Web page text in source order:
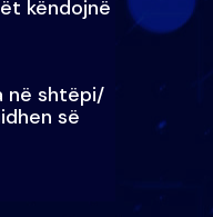
këndojnë
në shtëpi/
së